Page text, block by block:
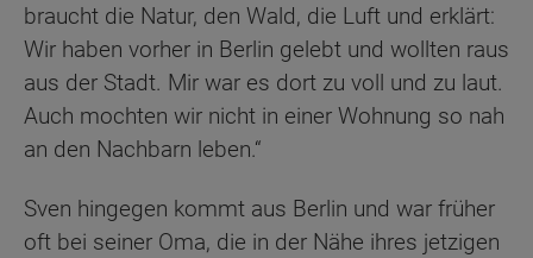
braucht die Natur, den Wald, die Luft und erklärt:
Wir haben vorher in Berlin gelebt und wollten raus
aus der Stadt. Mir war es dort zu voll und zu laut.
Auch mochten wir nicht in einer Wohnung so nah
an den Nachbarn leben.“
Sven hingegen kommt aus Berlin und war früher
oft bei seiner Oma, die in der Nähe ihres jetzigen